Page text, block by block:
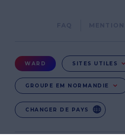
Menu
Ward
WARD SITES UTILES
GROUPE EM NORMANDIE
CHANGER DE PAYS